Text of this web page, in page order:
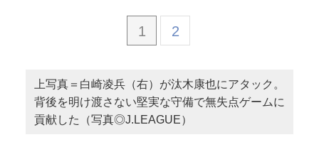
1 2
上写真＝白崎凌兵（右）が汰木康也にアタック。
背後を明け渡さない堅実な守備で無失点ゲームに
貢献した（写真◎J.LEAGUE）